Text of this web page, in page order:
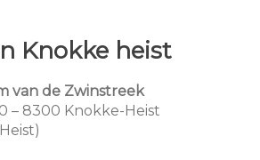
Knokke heist
van de Zwinstreek
– 8300 Knokke-Heist